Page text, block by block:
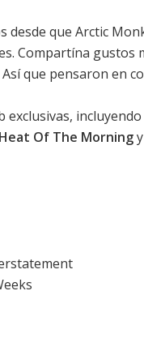
desde que Arctic
Compartína gustos
Así que pensaron en
exclusivas, incluyendo
Of The Morningy